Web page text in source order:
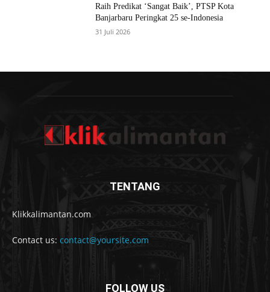
Raih Predikat ‘Sangat Baik’, PTSP Kota
Banjarbaru Peringkat 25 se-Indonesia
31 Juli 2026
TENTANG
Klikkalimantan.com
Contact us: contact@yoursite.com
FOLLOW US